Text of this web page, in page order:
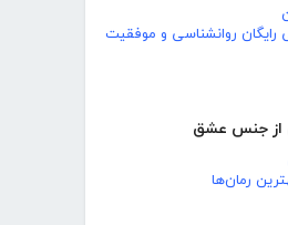
روانشناسی و موفقیت
از جنس عشق
رمان‌ها